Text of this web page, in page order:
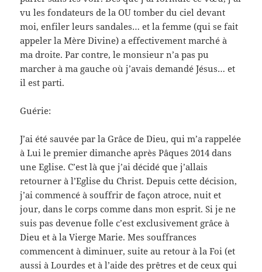
vu les fondateurs de la OU tomber du ciel devant
moi, enfiler leurs sandales… et la femme (qui se fait
appeler la Mère Divine) a effectivement marché à
ma droite. Par contre, le monsieur n’a pas pu
marcher à ma gauche où j’avais demandé Jésus… et
il est parti.
Guérie:
J’ai été sauvée par la Grâce de Dieu, qui m’a rappelée
à Lui le premier dimanche après Pâques 2014 dans
une Eglise. C’est là que j’ai décidé que j’allais
retourner à l’Eglise du Christ. Depuis cette décision,
j’ai commencé à souffrir de façon atroce, nuit et
jour, dans le corps comme dans mon esprit. Si je ne
suis pas devenue folle c’est exclusivement grâce à
Dieu et à la Vierge Marie. Mes souffrances
commencent à diminuer, suite au retour à la Foi (et
aussi à Lourdes et à l’aide des prêtres et de ceux qui